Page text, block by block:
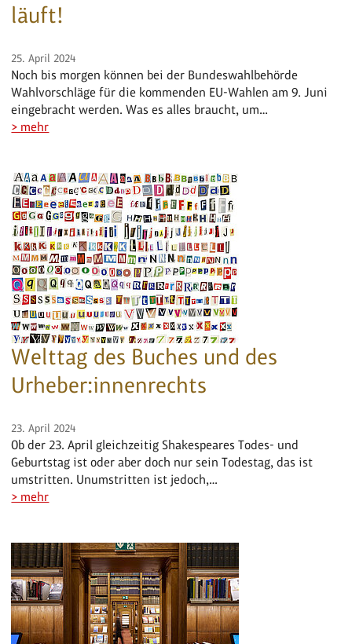
läuft!
25. April 2024
Noch bis morgen können bei der Bundeswahlbehörde
Wahlvorschläge für die kommenden EU-Wahlen am 9. Juni
eingebracht werden. Was es alles braucht, um…
> mehr
Welttag des Buches und des
Urheber:innenrechts
23. April 2024
Ob der 23. April gleichzeitig Shakespeares Todes- und
Geburtstag ist oder aber doch nur sein Todestag, das ist
umstritten. Unumstritten ist jedoch,…
> mehr